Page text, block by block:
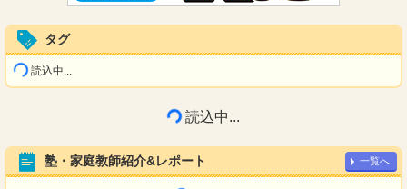
タグ
読込中...
読込中...
塾・家庭教師紹介&レポート 一覧へ